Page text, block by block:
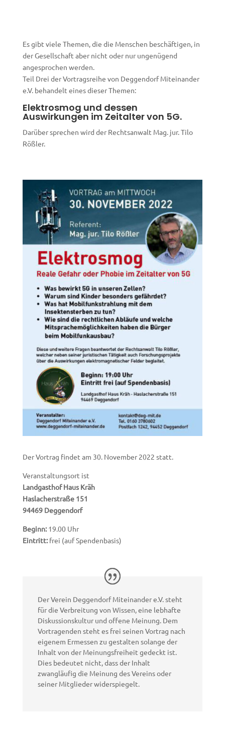
Es gibt viele Themen, die die Menschen beschäftigen, in
der Gesellschaft aber nicht oder nur ungenügend
angesprochen werden.
Teil Drei der Vortragsreihe von Deggendorf Miteinander
e.V. behandelt eines dieser Themen:
Elektrosmog und dessen
Auswirkungen im Zeitalter von 5G.
Darüber sprechen wird der Rechtsanwalt Mag. jur. Tilo
Rößler.
Der Vortrag findet am 30. November 2022 statt.
Veranstaltungsort ist
Landgasthof Haus Kräh
Haslacherstraße 151
94469 Deggendorf
Beginn:19.00 Uhr
Eintritt:frei (auf Spendenbasis)
Der Verein Deggendorf Miteinander e.V. steht
für die Verbreitung von Wissen, eine lebhafte
Diskussionskultur und offene Meinung. Dem
Vortragenden steht es frei seinen Vortrag nach
eigenem Ermessen zu gestalten solange der
Inhalt von der Meinungsfreiheit gedeckt ist.
Dies bedeutet nicht, dass der Inhalt
zwangläufig die Meinung des Vereins oder
seiner Mitglieder widerspiegelt.